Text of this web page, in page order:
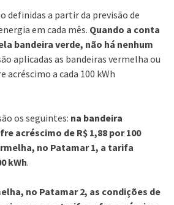
definidas a partir da previsão de
em cada mês. Quando a conta
bandeira verde, não há nenhum
aplicadas as bandeiras vermelha ou
acréscimo a cada 100 kWh
os seguintes: na bandeira
acréscimo de R$ 1,88 por 100
no Patamar 1, a tarifa
kWh.
no Patamar 2, as condições de